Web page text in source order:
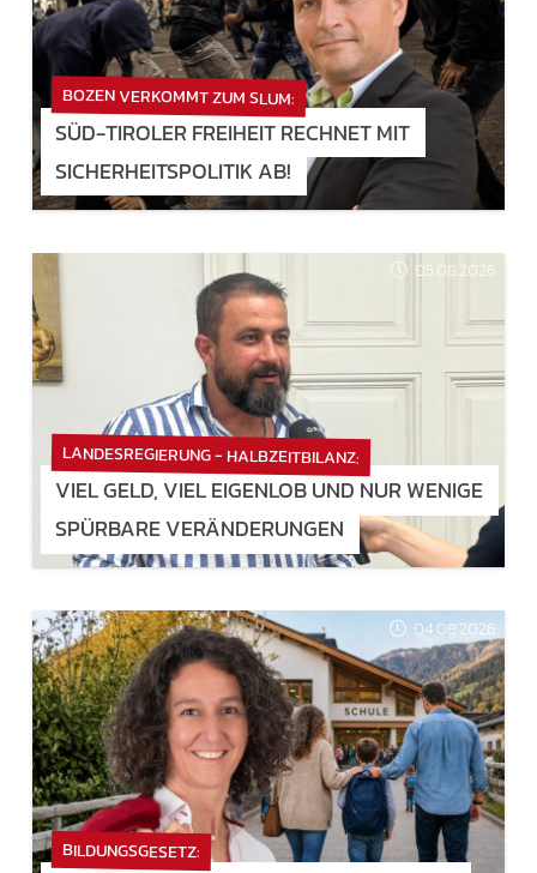
BOZEN VERKOMMT ZUM SLUM:
SÜD-TIROLER FREIHEIT RECHNET MIT
SICHERHEITSPOLITIK AB!
05.08.2026
LANDESREGIERUNG - HALBZEITBILANZ:
VIEL GELD, VIEL EIGENLOB UND NUR WENIGE
SPÜRBARE VERÄNDERUNGEN
04.08.2026
BILDUNGSGESETZ: